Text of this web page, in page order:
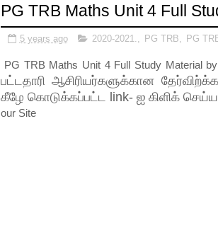
PG TRB Maths Unit 4 Full
5 years ago 2020-2021., PG TRB, PG
PG TRB Maths Unit 4 Full Study Material
பட்டதாரி ஆசிரியர்களுக்கான
கீழே கொடுக்கப்பட்ட link- ஐ கிளிக்
our Site